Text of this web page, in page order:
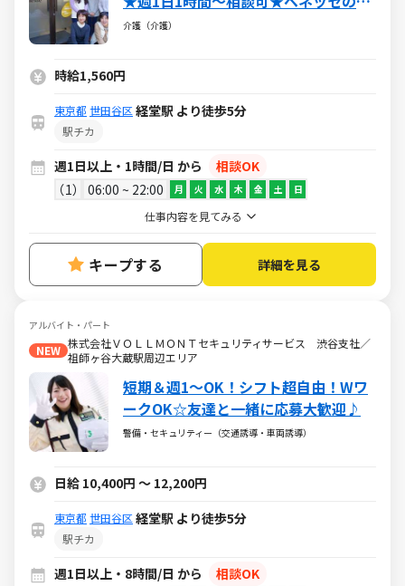
録ヘルパー
介護（介護）
時給1,560円
東京都 世田谷区 経堂駅 より徒歩5分
駅チカ
週1日以上・1時間/日 から
相談OK
1
06:00 ~ 22:00 月 火 水 木 金 土 日
仕事内容を見てみる
キープする 詳細を見る
アルバイト・パート
NEW 株式会社ＶＯＬＬＭＯＮＴセキュリティサービス 渋谷支社／
祖師ヶ谷大蔵駅周辺エリア
短期＆週1～OK！シフト超自由！Wワ
ークOK☆友達と一緒に応募大歓迎♪
警備・セキュリティー（交通誘導・車両誘導）
日給 10,400円 ～ 12,200円
東京都 世田谷区 経堂駅 より徒歩5分
駅チカ
週1日以上・8時間/日 から
相談OK